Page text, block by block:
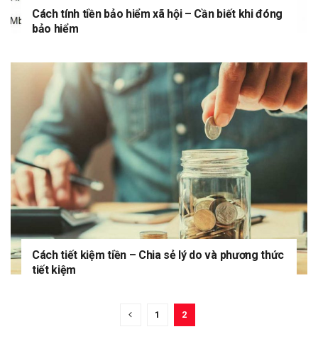
Cách tính tiền bảo hiểm xã hội – Cần biết khi đóng
bảo hiểm
Cách tiết kiệm tiền – Chia sẻ lý do và phương thức
tiết kiệm
1 2